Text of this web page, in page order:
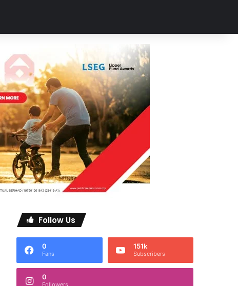
Follow Us
0
Fans
151k
Subscribers
0